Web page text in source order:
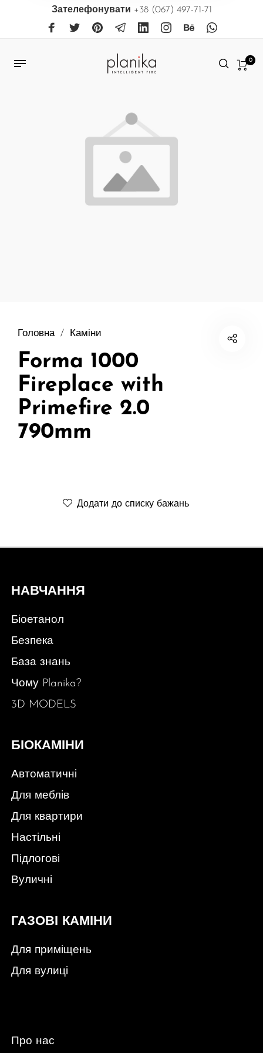
Зателефонувати +38 (067) 497-71-71
0
Головна / Каміни
Forma 1000
Fireplace with
Primefire 2.0
790mm
Додати до списку бажань
НАВЧАННЯ
Біоетанол
Безпека
База знань
Чому Planika?
3D MODELS
БІОКАМІНИ
Автоматичні
Для меблів
Для квартири
Настільні
Підлогові
Вуличні
ГАЗОВІ КАМІНИ
Для приміщень
Для вулиці
Про нас